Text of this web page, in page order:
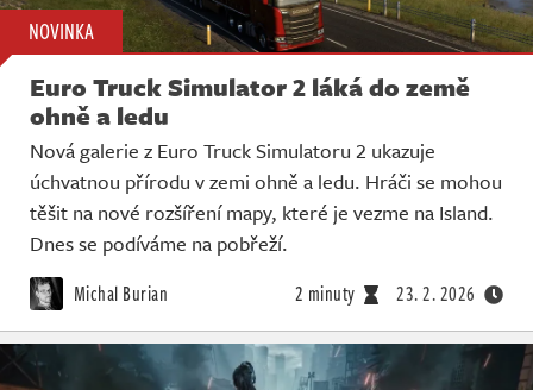
NOVINKA
Euro Truck Simulator 2 láká do země
ohně a ledu
Nová galerie z Euro Truck Simulatoru 2 ukazuje
úchvatnou přírodu v zemi ohně a ledu. Hráči se mohou
těšit na nové rozšíření mapy, které je vezme na Island.
Dnes se podíváme na pobřeží.
Michal Burian 2 minuty 23. 2. 2026